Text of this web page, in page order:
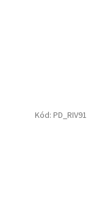
Kód: PD_RIV91